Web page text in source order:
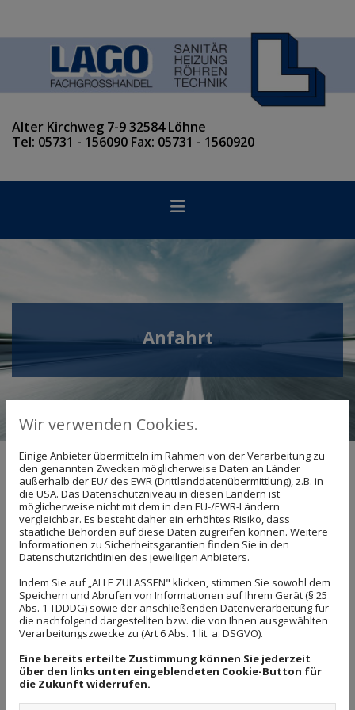
Alter Kirchweg 7-9 32584 Löhne
Tel: 05731 - 156090 Fax: 05731 - 1560920
Anfahrt
LAGO Fachgroßhandel
Alter Kirchweg 7-9
32584 Löhne
Telefon: 05731 - 156090
Fax: 05731 - 1560920
E-Mail: info@lago-sanitaer.de
Bushaltestelle in der Nähe!
Ca. 50 m entfernt befindet sich die Bushaltestelle Linie
Wir verwenden Cookies.
Einige Anbieter übermitteln im Rahmen von der Verarbeitung zu
den genannten Zwecken möglicherweise Daten an Länder
außerhalb der EU/ des EWR (Drittlanddatenübermittlung), z.B. in
die USA. Das Datenschutzniveau in diesen Ländern ist
möglicherweise nicht mit dem in den EU-/EWR-Ländern
vergleichbar. Es besteht daher ein erhöhtes Risiko, dass
staatliche Behörden auf diese Daten zugreifen können. Weitere
Informationen zu Sicherheitsgarantien finden Sie in den
Datenschutzrichtlinien des jeweiligen Anbieters.
Indem Sie auf „ALLE ZULASSEN" klicken, stimmen Sie sowohl dem
Speichern und Abrufen von Informationen auf Ihrem Gerät (§ 25
Abs. 1 TDDDG) sowie der anschließenden Datenverarbeitung für
die nachfolgend dargestellten bzw. die von Ihnen ausgewählten
Verarbeitungszwecke zu (Art 6 Abs. 1 lit. a. DSGVO).
Eine bereits erteilte Zustimmung können Sie jederzeit
über den links unten eingeblendeten Cookie-Button für
die Zukunft widerrufen.